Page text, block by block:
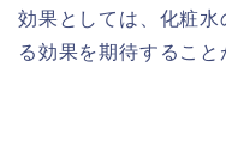
効果としては、化粧
る効果を期待すること